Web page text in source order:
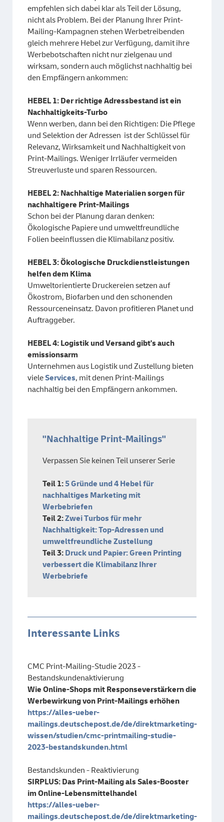
empfehlen sich dabei klar als Teil der Lösung,
nicht als Problem. Bei der Planung Ihrer Print-
Mailing-Kampagnen stehen Werbetreibenden
gleich mehrere Hebel zur Verfügung, damit ihre
Werbebotschaften nicht nur zielgenau und
wirksam, sondern auch möglichst nachhaltig bei
den Empfängern ankommen:
HEBEL 1: Der richtige Adressbestand ist ein
Nachhaltigkeits-Turbo
Wenn werben, dann bei den Richtigen: Die Pflege
und Selektion der Adressen ist der Schlüssel für
Relevanz, Wirksamkeit und Nachhaltigkeit von
Print-Mailings. Weniger Irrläufer vermeiden
Streuverluste und sparen Ressourcen.
HEBEL 2: Nachhaltige Materialien sorgen für
nachhaltigere Print-Mailings
Schon bei der Planung daran denken:
Ökologische Papiere und umweltfreundliche
Folien beeinflussen die Klimabilanz positiv.
HEBEL 3: Ökologische Druckdienstleistungen
helfen dem Klima
Umweltorientierte Druckereien setzen auf
Ökostrom, Biofarben und den schonenden
Ressourceneinsatz. Davon profitieren Planet und
Auftraggeber.
HEBEL 4: Logistik und Versand gibt's auch
emissionsarm
Unternehmen aus Logistik und Zustellung bieten
vieleServices, mit denen Print-Mailings
nachhaltig bei den Empfängern ankommen.
"Nachhaltige Print-Mailings"
Verpassen Sie keinen Teil unserer Serie
Teil 1:5 Gründe und 4 Hebel für
nachhaltiges Marketing mit
Werbebriefen
Teil 2:Zwei Turbos für mehr
Nachhaltigkeit: Top-Adressen und
umweltfreundliche Zustellung
Teil 3: Druck und Papier: Green Printing
verbessert die Klimabilanz Ihrer
Werbebriefe
Interessante Links
CMC Print-Mailing-Studie 2023 -
Bestandskundenaktivierung
Wie Online-Shops mit Responseverstärkern die
Werbewirkung von Print-Mailings erhöhen
https://alles-ueber-
mailings.deutschepost.de/de/direktmarketing-
wissen/studien/cmc-printmailing-studie-
2023-bestandskunden.html
Bestandskunden - Reaktivierung
SIRPLUS: Das Print-Mailing als Sales-Booster
im Online-Lebensmittelhandel
https://alles-ueber-
mailings.deutschepost.de/de/direktmarketing-